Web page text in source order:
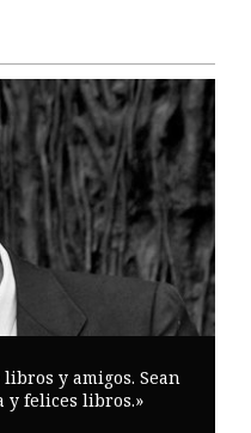
y amigos. Sean
y felices libros.»